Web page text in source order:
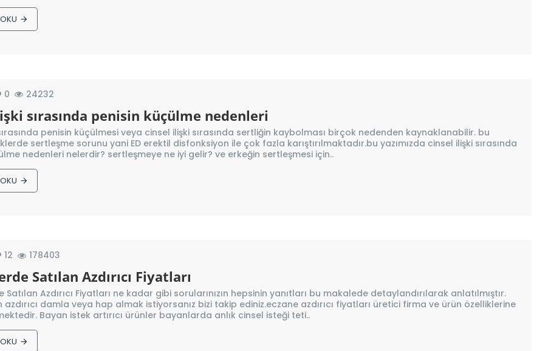
0 24232
sırasında penisin küçülme nedenleri
penisin küçülmesi veya cinsel ilişki sırasında sertliğin kaybolması birçok nedenden kaynaklanabilir. bu
sertleşme sorunu yani ED erektil disfonksiyon ile çok fazla karıştırılmaktadır.bu yazımızda cinsel ilişki sırasında
nedenleri nelerdir? sertleşmeye ne iyi gelir? ve erkeğin sertleşmesi için..
12 178403
Satılan Azdırıcı Fiyatları
Azdırıcı Fiyatları ne kadar gibi sorularınızın hepsinin yanıtları bu makalede detaylandırılarak anlatılmıştır.
azdırıcı damla veya hap almak istiyorsanız bizi takip ediniz.eczane azdırıcı fiyatları üretici firma ve ürün özelliklerine
Bayan istek artırıcı ürünler bayanlarda anlık cinsel isteği teti..